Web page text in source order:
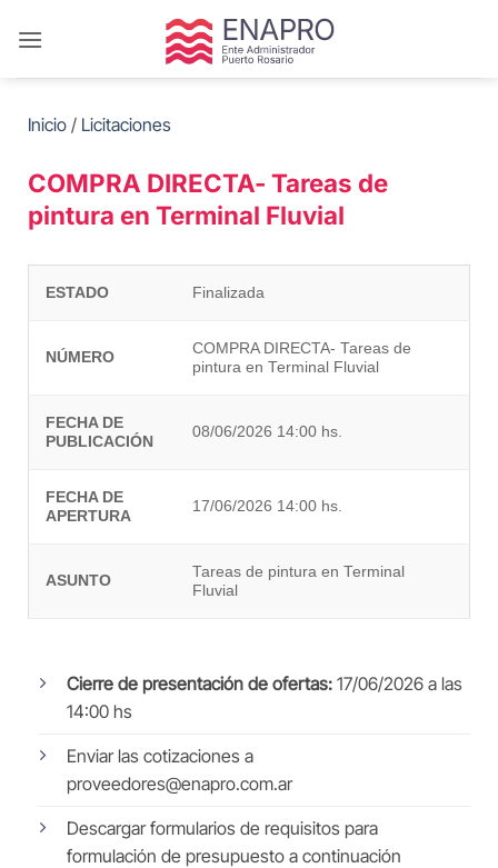
Inicio / Licitaciones
COMPRA DIRECTA- Tareas de
pintura en Terminal Fluvial
ESTADO Finalizada
NÚMERO
COMPRA DIRECTA- Tareas de
pintura en Terminal Fluvial
FECHA DE
PUBLICACIÓN
08/06/2026 14:00 hs.
FECHA DE
APERTURA
17/06/2026 14:00 hs.
ASUNTO
Tareas de pintura en Terminal
Fluvial
Cierre de presentación de ofertas: 17/06/2026 a las
14:00 hs
Enviar las cotizaciones a
proveedores@enapro.com.ar
Descargar formularios de requisitos para
formulación de presupuesto a continuación